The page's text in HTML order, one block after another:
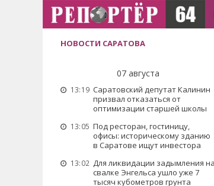
НОВОСТИ САРАТОВА
07 августа
13:19 Саратовский депутат Калинин
призвал отказаться от
оптимизации старшей школы
13:05 Под ресторан, гостиницу,
офисы: историческому зданию
в Саратове ищут инвестора
13:02 Для ликвидации задымления на
свалке Энгельса ушло уже 7
тысяч кубометров грунта